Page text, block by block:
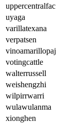
uppercentralfac
uyaga
varillatexana
verpatsen
vinoamarillopaj
votingcattle
walterrussell
weishengzhi
wilpirrwarri
wulawulanma
xionghen